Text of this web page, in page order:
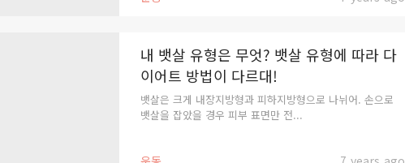
내 뱃살 유형은 무엇? 뱃살 유형에 따라 다
이어트 방법이 다르대!
뱃살은 크게 내장지방형과 피하지방형으로 나뉘어. 손으로
뱃살을 잡았을 경우 피부 표면만 전...